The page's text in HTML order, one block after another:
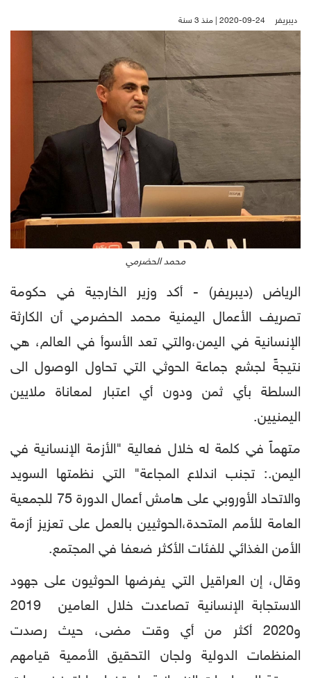
ديبريفر 2020-09-24 | منذ 3 سنة
محمد الحضرمي
الرياض (ديبريفر) - أكد وزير الخارجية في حكومة
تصريف الأعمال اليمنية محمد الحضرمي أن الكارثة
الإنسانية في اليمن،والتي تعد الأسوأ في العالم، هي
نتيجةً لجشع جماعة الحوثي التي تحاول الوصول الى
السلطة بأي ثمن ودون أي اعتبار لمعاناة ملايين
اليمنيين.
متهماً في كلمة له خلال فعالية "الأزمة الإنسانية في
اليمن.: تجنب اندلاع المجاعة" التي نظمتها السويد
والاتحاد الأوروبي على هامش أعمال الدورة 75 للجمعية
العامة للأمم المتحدة،الحوثيين بالعمل على تعزيز أزمة
الأمن الغذائي للفئات الأكثر ضعفا في المجتمع.
وقال، إن العراقيل التي يفرضها الحوثيون على جهود
الاستجابة الإنسانية تصاعدت خلال العامين 2019
و2020 أكثر من أي وقت مضى، حيث رصدت
المنظمات الدولية ولجان التحقيق الأممية قيامهم